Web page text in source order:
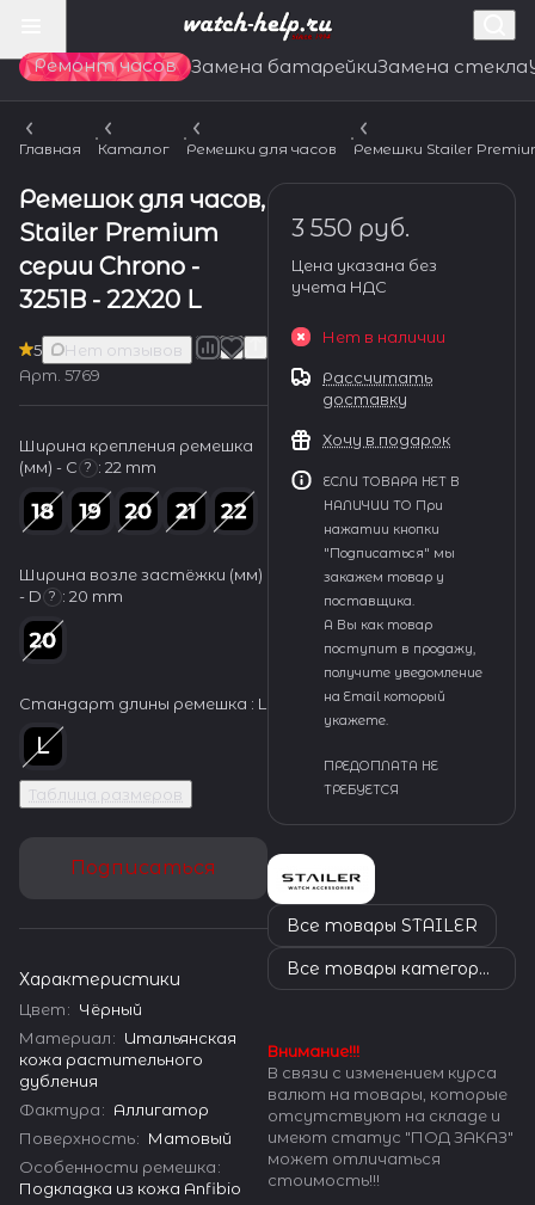
Ремонт часов Замена батарейкиЗамена стекла
Главная Каталог Ремешки для часов Ремешки Stailer
Ремешок для часов,
Stailer Premium
серии Chrono -
3251B - 22X20 L
5
Нет отзывов
Арт. 5769
Ширина крепления ремешка
(мм) - С ? : 22 mm
Ширина возле застёжки (мм)
- D ? : 20 mm
Стандарт длины ремешка : L
Таблица размеров
Подписаться
Характеристики
Цвет: Чёрный
Материал: Итальянская
кожа растительного
дубления
Фактура: Аллигатор
Поверхность: Матовый
Особенности ремешка:
Подкладка из кожа Anfibio
3 550 руб.
Цена указана без
учета НДС
Нет в наличии
Рассчитать
доставку
Хочу в подарок
ЕСЛИ ТОВАРА НЕТ В
НАЛИЧИИ ТО При
нажатии кнопки
"Подписаться" мы
закажем товар у
поставщика.
А Вы как товар
поступит в продажу,
получите уведомление
на Email который
укажете.
ПРЕДОПЛАТА НЕ
ТРЕБУЕТСЯ
Все товары STAILER
Все товары категории
Внимание!!!
В связи с изменением курса
валют на товары, которые
отсутствуют на складе и
имеют статус "ПОД ЗАКАЗ"
может отличаться
стоимость!!!